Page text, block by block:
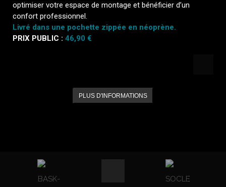
optimiser votre espace de montage et bénéficier d’un
confort professionnel.
Livré dans une pochette zippée en néoprène.
PRIX PUBLIC : 46,90 €
PLUS D'INFORMATIONS